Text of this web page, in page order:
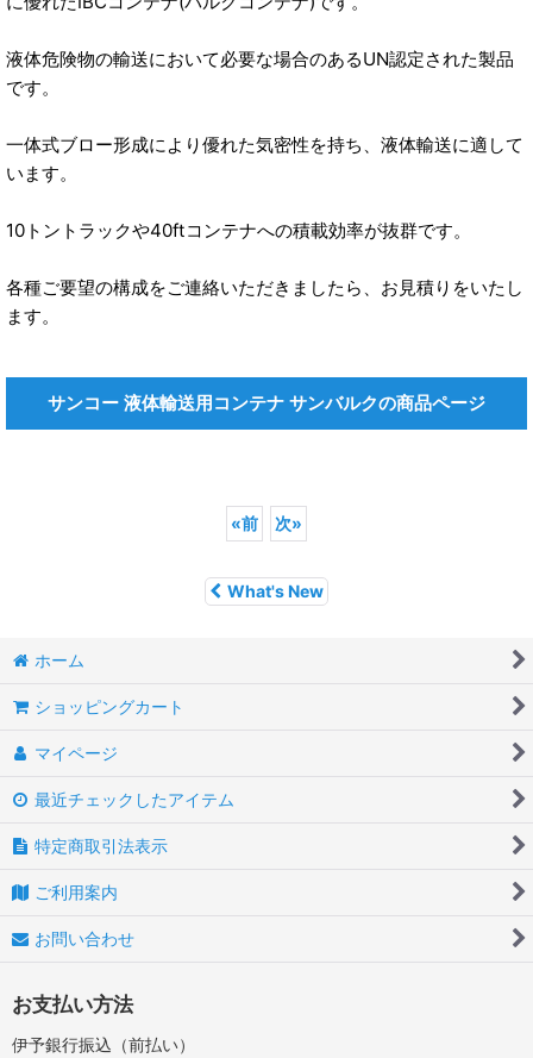
液体危険物の輸送において必要な場合のあるUN認定された製品
です。
一体式ブロー形成により優れた気密性を持ち、液体輸送に適して
います。
10トントラックや40ftコンテナへの積載効率が抜群です。
各種ご要望の構成をご連絡いただきましたら、お見積りをいたし
ます。
サンコー 液体輸送用コンテナ サンバルクの商品ページ
«前 次»
What's New
ホーム
ショッピングカート
マイページ
最近チェックしたアイテム
特定商取引法表示
ご利用案内
お問い合わせ
お支払い方法
伊予銀行振込（前払い）